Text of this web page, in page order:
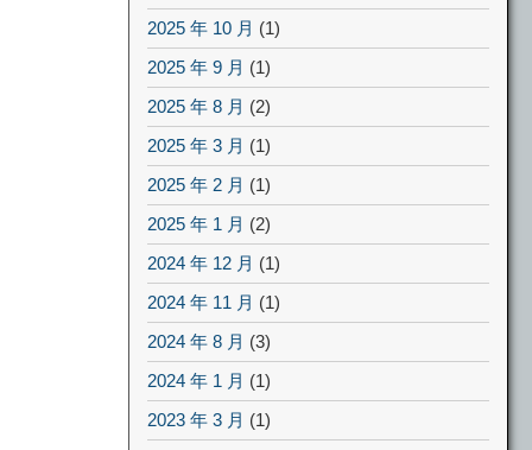
2025 年 10 月 (1)
2025 年 9 月 (1)
2025 年 8 月 (2)
2025 年 3 月 (1)
2025 年 2 月 (1)
2025 年 1 月 (2)
2024 年 12 月 (1)
2024 年 11 月 (1)
2024 年 8 月 (3)
2024 年 1 月 (1)
2023 年 3 月 (1)